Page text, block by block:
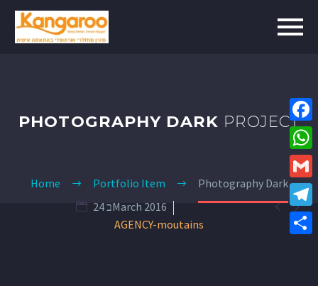
PHOTOGRAPHY DARK PROJECT
Home Portfolio Item Photography Dark

24 בMarch 2016
AGENCY-moutains